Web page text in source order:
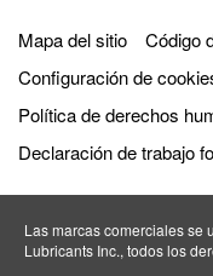
Mapa del sitio
Código
Configuración de
Política de derechos
Declaración de trabajo
Las marcas comerciales se
Lubricants Inc., todos los